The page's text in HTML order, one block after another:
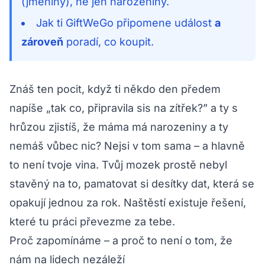
Jak ti GiftWeGo připomene událost a
zároveň poradí, co koupit.
Znáš ten pocit, když ti někdo den předem
napíše „tak co, připravila sis na zítřek?” a ty s
hrůzou zjistíš, že máma má narozeniny a ty
nemáš vůbec nic? Nejsi v tom sama – a hlavně
to není tvoje vina. Tvůj mozek prostě nebyl
stavěný na to, pamatovat si desítky dat, která se
opakují jednou za rok. Naštěstí existuje řešení,
které tu práci převezme za tebe.
Proč zapomínáme – a proč to není o tom, že
nám na lidech nezáleží